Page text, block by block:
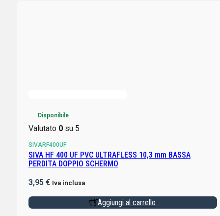
Disponibile
Valutato 0su 5
SIVARF400UF
SIVA HF 400 UF PVC ULTRAFLESS 10,3 mm BASSA
PERDITA DOPPIO SCHERMO
3,95 € Iva inclusa
Aggiungi al carrello